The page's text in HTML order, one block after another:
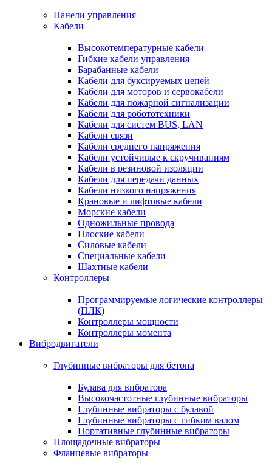
Панели управления
Кабели
Высокотемпературные кабели
Гибкие кабели управления
Барабанные кабели
Кабели для буксируемых цепей
Кабели для моторов и сервокабели
Кабели для пожарной сигнализации
Кабели для робототехники
Кабели для систем BUS, LAN
Кабели связи
Кабели среднего напряжения
Кабели устойчивые к скручиваниям
Кабели в резиновой изоляции
Кабели для передачи данных
Кабели низкого напряжения
Крановые и лифтовые кабели
Морские кабели
Одножильные провода
Плоские кабели
Силовые кабели
Специальные кабели
Шахтные кабели
Контроллеры
Программируемые логические контроллеры
(ПЛК)
Контроллеры мощности
Контроллеры момента
Вибродвигатели
Глубинные вибраторы для бетона
Булава для вибратора
Высокочастотные глубинные вибраторы
Глубинные вибраторы с булавой
Глубинные вибраторы с гибким валом
Портативные глубинные вибраторы
Площадочные вибраторы
Фланцевые вибраторы